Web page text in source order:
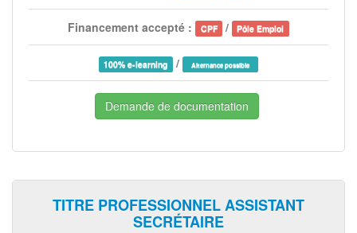
Financement accepté : CPF / Pôle Emploi
100% e-learning / Alternance possible
Demande de documentation
TITRE PROFESSIONNEL ASSISTANT
SECRÉTAIRE